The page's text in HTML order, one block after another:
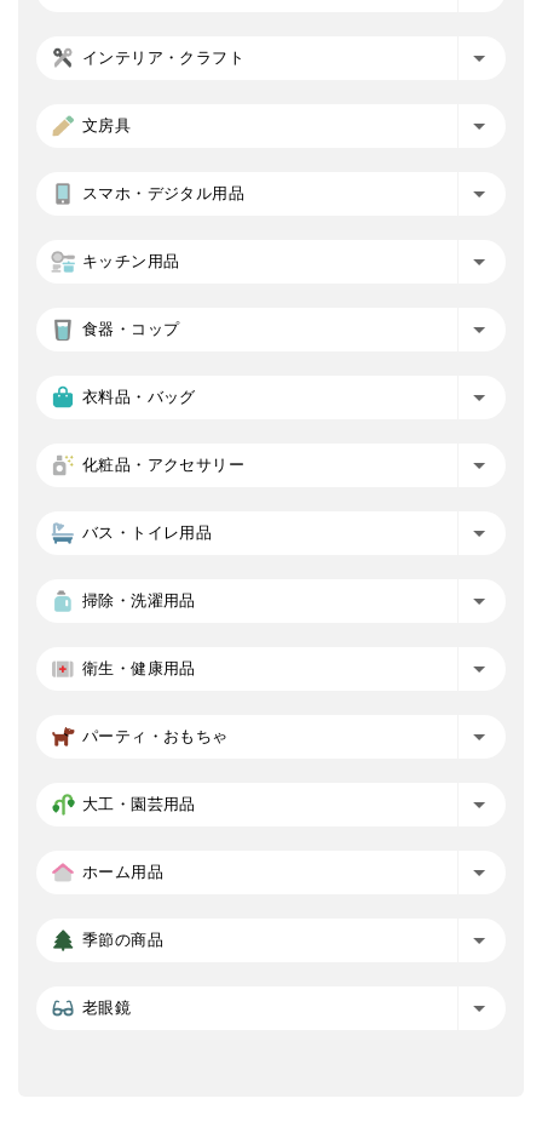
インテリア・クラフト
文房具
スマホ・デジタル用品
キッチン用品
食器・コップ
衣料品・バッグ
化粧品・アクセサリー
バス・トイレ用品
掃除・洗濯用品
衛生・健康用品
パーティ・おもちゃ
大工・園芸用品
ホーム用品
季節の商品
老眼鏡